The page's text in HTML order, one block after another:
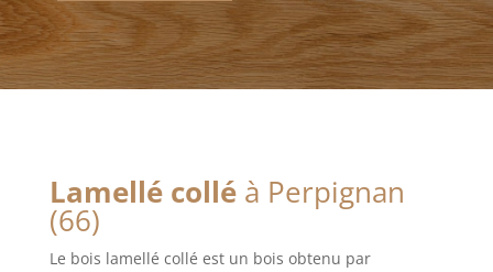
Lamellé colléà Perpignan
(66)
Le bois lamellé collé est un bois obtenu par